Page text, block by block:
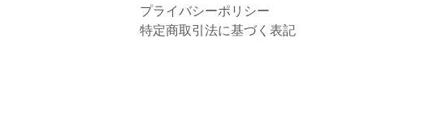
プライバシーポリシー
特定商取引法に基づく表記